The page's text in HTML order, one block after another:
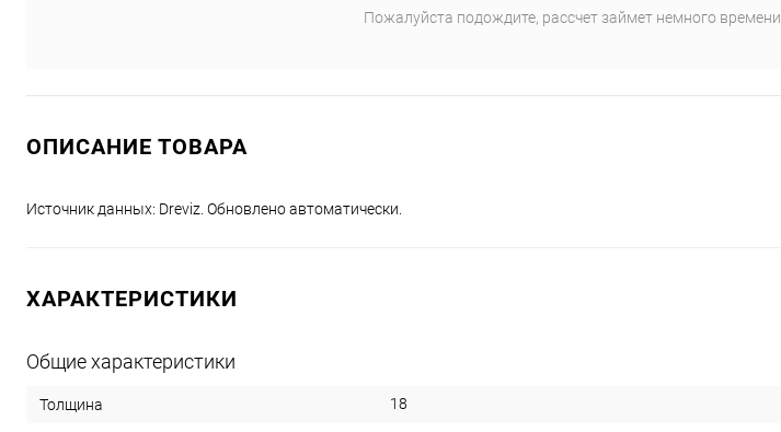
Пожалуйста подождите, рассчет займет немного времени
ОПИСАНИЕ ТОВАРА
Источник данных: Dreviz. Обновлено автоматически.
ХАРАКТЕРИСТИКИ
Общие характеристики
Толщина 18